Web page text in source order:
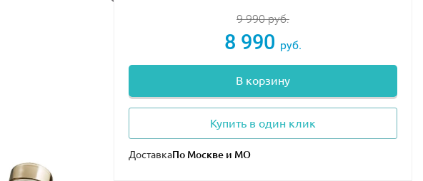
9 990руб.
8 990 руб.
В корзину
Купить в один клик
Доставка